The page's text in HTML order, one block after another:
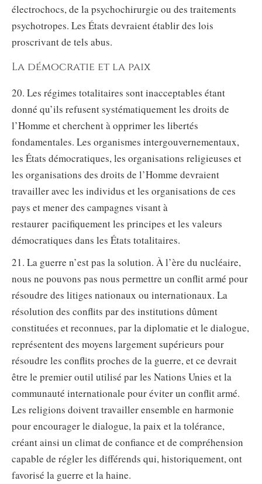
électrochocs, de la psychochirurgie ou des traitements
psychotropes. Les États devraient établir des lois
proscrivant de tels abus.
La démocratie et la paix
20. Les régimes totalitaires sont inacceptables étant
donné qu’ils refusent systématiquement les droits de
l’Homme et cherchent à opprimer les libertés
fondamentales. Les organismes intergouvernementaux,
les États démocratiques, les organisations religieuses et
les organisations des droits de l’Homme devraient
travailler avec les individus et les organisations de ces
pays et mener des campagnes visant à
restaurer pacifiquement les principes et les valeurs
démocratiques dans les États totalitaires.
21. La guerre n’est pas la solution. À l’ère du nucléaire,
nous ne pouvons pas nous permettre un conflit armé pour
résoudre des litiges nationaux ou internationaux. La
résolution des conflits par des institutions dûment
constituées et reconnues, par la diplomatie et le dialogue,
représentent des moyens largement supérieurs pour
résoudre les conflits proches de la guerre, et ce devrait
être le premier outil utilisé par les Nations Unies et la
communauté internationale pour éviter un conflit armé.
Les religions doivent travailler ensemble en harmonie
pour encourager le dialogue, la paix et la tolérance,
créant ainsi un climat de confiance et de compréhension
capable de régler les différends qui, historiquement, ont
favorisé la guerre et la haine.